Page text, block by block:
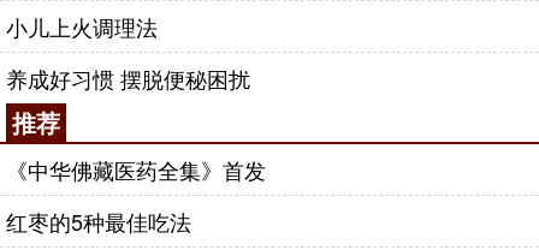
小儿上火调理法
养成好习惯 摆脱便秘困扰
推荐
《中华佛藏医药全集》首发
红枣的5种最佳吃法